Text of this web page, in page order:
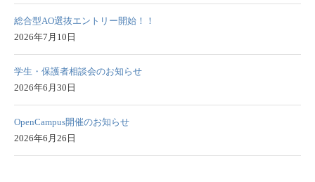
総合型AO選抜エントリー開始！！
2026年7月10日
学生・保護者相談会のお知らせ
2026年6月30日
OpenCampus開催のお知らせ
2026年6月26日